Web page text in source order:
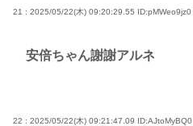
21 : 2025/05/22(木) 09:20:29.55 ID:pMWeo9jz0
安倍ちゃん謝謝アルネ
22 : 2025/05/22(木) 09:21:47.09 ID:AJtoMyBQ0